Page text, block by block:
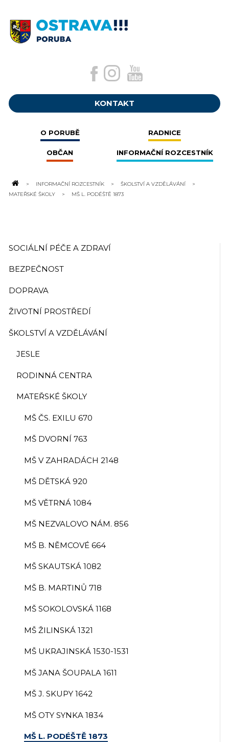
KONTAKT
O PORUBĚ RADNICE
OBČAN INFORMAČNÍ ROZCESTNÍK
INFORMAČNÍ ROZCESTNÍK
ŠKOLSTVÍ A VZDĚLÁVÁNÍ
MATEŘSKÉ ŠKOLY
MŠ L. PODÉŠTĚ 1873
SOCIÁLNÍ PÉČE A ZDRAVÍ
BEZPEČNOST
DOPRAVA
ŽIVOTNÍ PROSTŘEDÍ
ŠKOLSTVÍ A VZDĚLÁVÁNÍ
JESLE
RODINNÁ CENTRA
MATEŘSKÉ ŠKOLY
MŠ ČS. EXILU 670
MŠ DVORNÍ 763
MŠ V ZAHRADÁCH 2148
MŠ DĚTSKÁ 920
MŠ VĚTRNÁ 1084
MŠ NEZVALOVO NÁM. 856
MŠ B. NĚMCOVÉ 664
MŠ SKAUTSKÁ 1082
MŠ B. MARTINŮ 718
MŠ SOKOLOVSKÁ 1168
MŠ ŽILINSKÁ 1321
MŠ UKRAJINSKÁ 1530-1531
MŠ JANA ŠOUPALA 1611
MŠ J. SKUPY 1642
MŠ OTY SYNKA 1834
MŠ L. PODÉŠTĚ 1873